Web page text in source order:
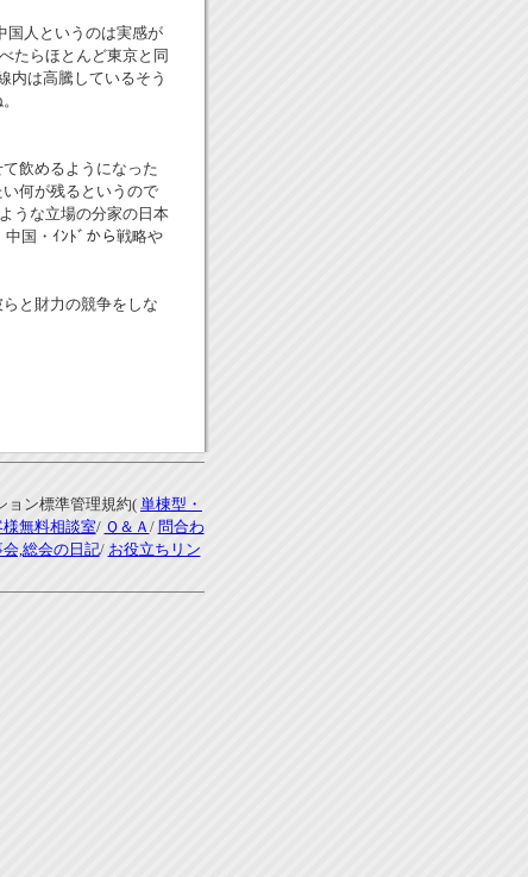
国人というのは実感が
たらほとんど東京と同
内は高騰しているそう
飲めるようになった
何が残るというので
うな立場の分家の日本
国・ｲﾝﾄﾞから戦略や
と財力の競争をしな
ョン標準管理規約(単棟型・
様無料相談室/ Ｑ＆Ａ / 問合わ
,総会の日記/ お役立ちリン